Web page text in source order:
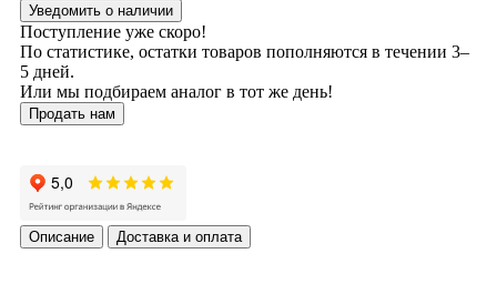
Уведомить о наличии
Поступление уже скоро!
По статистике, остатки товаров пополняются в течении 3–
5 дней.
Или мы подбираем аналог в тот же день!
Продать нам
Описание Доставка и оплата